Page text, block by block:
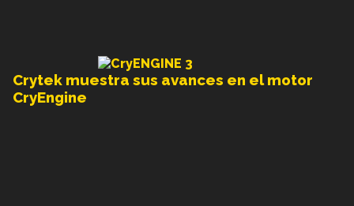
Crytek muestra sus avances en el motor
CryEngine